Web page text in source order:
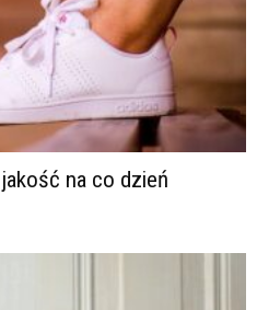
na co dzień